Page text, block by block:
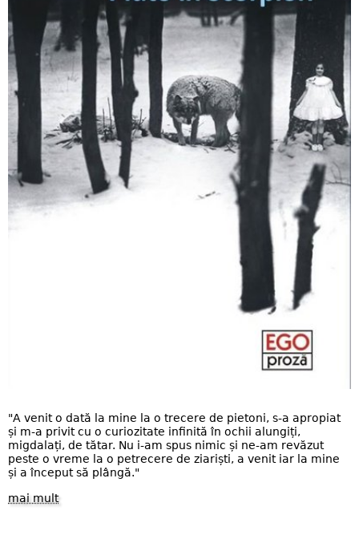
"A venit o dată la mine la o trecere de pietoni, s-a apropiat
și m-a privit cu o curiozitate infinită în ochii alungiți,
migdalați, de tătar. Nu i-am spus nimic și ne-am revăzut
peste o vreme la o petrecere de ziariști, a venit iar la mine
și a început să plângă."
mai mult